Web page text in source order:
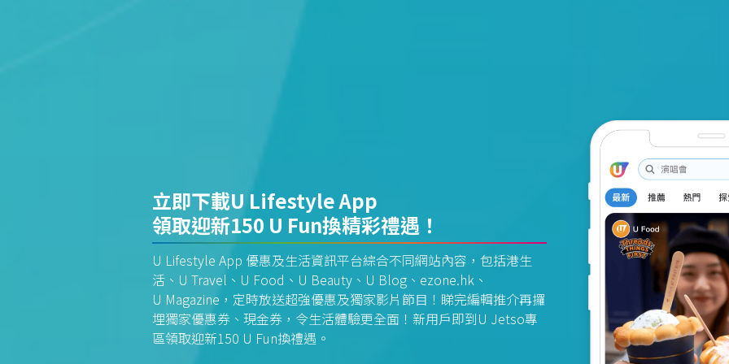
立即下載U Lifestyle App
領取迎新150 U Fun換精彩禮遇！
U Lifestyle App 優惠及生活資訊平台綜合不同網站內容，包括港生
活、U Travel、U Food、U Beauty、U Blog、ezone.hk、
U Magazine，定時放送超強優惠及獨家影片節目！睇完編輯推介再攞
埋獨家優惠券、現金券，令生活體驗更全面！新用戶即到U Jetso專
區領取迎新150 U Fun換禮遇。